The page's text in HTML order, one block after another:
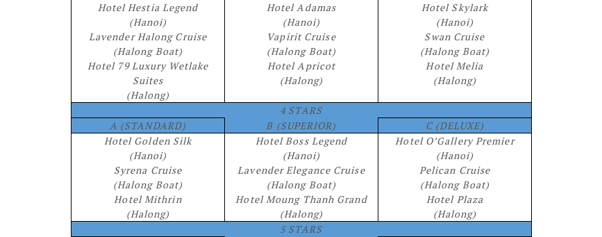
Hotel Hestia Legend
(Hanoi)
Lavender Halong Cruise
(Halong Boat)
Hotel 79 Luxury Wetlake
Suites
(Halong)
Hotel Adamas
(Hanoi)
Vapirit Cruise
(Halong Boat)
Hotel Apricot
(Halong)
Hotel Skylark
(Hanoi)
Swan Cruise
(Halong Boat)
Hotel Melia
(Halong)
4 STARS
A (STANDARD)
B (SUPERIOR)
C (DELUXE)
Hotel Golden Silk
(Hanoi)
Syrena Cruise
(Halong Boat)
Hotel Mithrin
(Halong)
Hotel Boss Legend
(Hanoi)
Lavender Elegance Cruise
(Halong Boat)
Hotel Moung Thanh Grand
(Halong)
Hotel O’Gallery Premier
(Hanoi)
Pelican Cruise
(Halong Boat)
Hotel Plaza
(Halong)
5 STARS